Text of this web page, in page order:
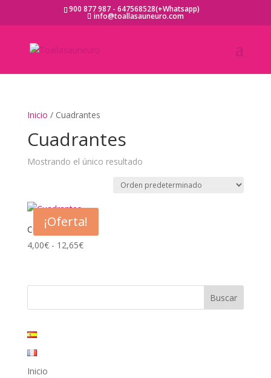
900 877 987 - 647568528(+Whatsapp)
info@toallasauneuro.com
Inicio / Cuadrantes
Cuadrantes
Mostrando el único resultado
¡Oferta!
Cuadrantes
4,00€ - 12,65€Rango
desde
Inicio